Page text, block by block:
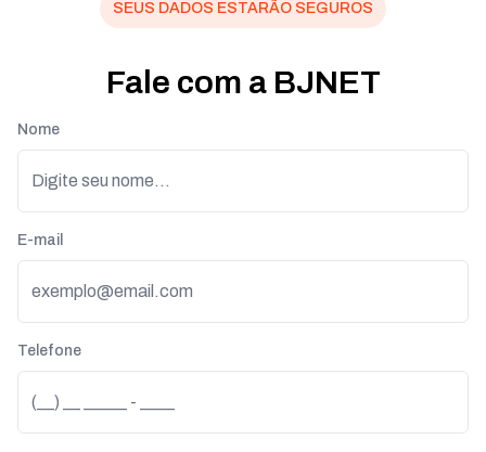
SEUS DADOS ESTARÃO SEGUROS
Fale com a BJNET
Nome
E-mail
Telefone